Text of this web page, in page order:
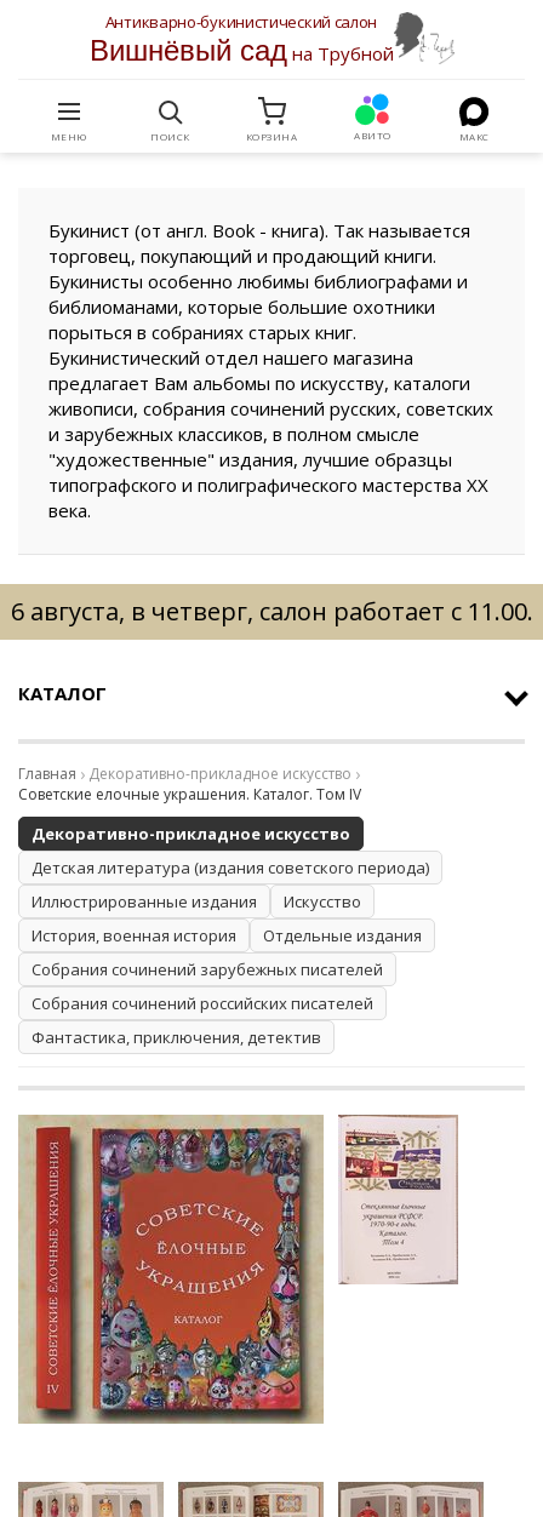
Антикварно-букинистический салон
Вишнёвый садна Трубной
МЕНЮ ПОИСК КОРЗИНА АВИТО МАКС
Букинист (от англ. Book - книга). Так называется
торговец, покупающий и продающий книги.
Букинисты особенно любимы библиографами и
библиоманами, которые большие охотники
порыться в собраниях старых книг.
Букинистический отдел нашего магазина
предлагает Вам альбомы по искусству, каталоги
живописи, собрания сочинений русских, советских
и зарубежных классиков, в полном смысле
"художественные" издания, лучшие образцы
типографского и полиграфического мастерства XX
века.
6 августа, в четверг, салон работает с 11.00.
КАТАЛОГ
Главная
Декоративно-прикладное искусство
Советские елочные украшения. Каталог. Том IV
Декоративно-прикладное искусство
Детская литература (издания советского периода)
Иллюстрированные издания
Искусство
История, военная история
Отдельные издания
Собрания сочинений зарубежных писателей
Собрания сочинений российских писателей
Фантастика, приключения, детектив